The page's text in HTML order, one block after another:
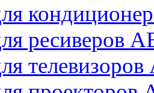
ресиверов
телевизоров